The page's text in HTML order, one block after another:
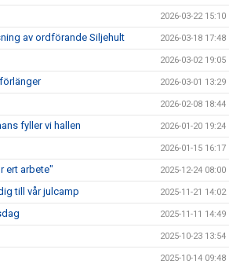
2026-03-22 15:10
av ordförande Siljehult 2026-03-18 17:48
2026-03-02 19:05
2026-03-01 13:29
2026-02-08 18:44
fyller vi hallen 2026-01-20 19:24
2026-01-15 16:17
ert arbete" 2025-12-24 08:00
till vår julcamp 2025-11-21 14:02
2025-11-11 14:49
2025-10-23 13:54
2025-10-14 09:48